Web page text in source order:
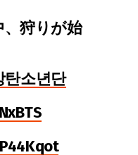
狩りが始
탄소년단